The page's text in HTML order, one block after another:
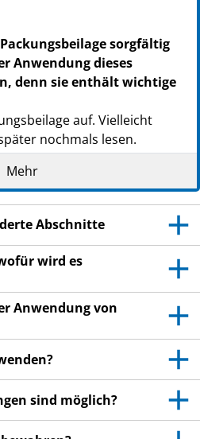
sorgfältig
Anwendung dieses
denn sie enthält wichtige
auf. Vielleicht
nochmals lesen.
haben, wenden Sie sich
oder das medizinische
Ihnen persönlich
Sie es nicht an Dritte weiter.
schaden, auch wenn
haben wie Sie.
bemerken, wenden Sie
oder das
Dies gilt auch für
nicht in dieser
sind. Siehe Abschnitt
Mehr
Abschnitte
wird es
Anwendung von
sind möglich?